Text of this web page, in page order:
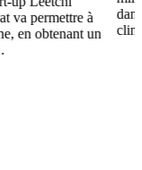
va permettre à
en obtenant un